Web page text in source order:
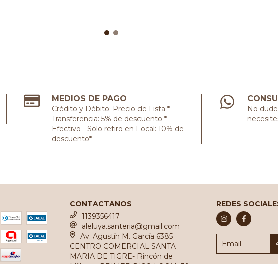
MEDIOS DE PAGO
Crédito y Débito: Precio de Lista *
Transferencia: 5% de descuento *
Efectivo - Solo retiro en Local: 10% de
descuento*
No
CONTACTANOS
1139356417
aleluya.santeria@gmail.com
Av. Agustín M. García 6385
CENTRO COMERCIAL SANTA
MARIA DE TIGRE- Rincón de
REDES